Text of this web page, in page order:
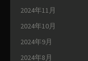
2024年11月
2024年10月
2024年9月
2024年8月